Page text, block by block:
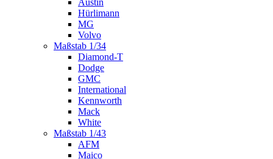
Austin
Hürlimann
MG
Volvo
Maßstab 1/34
Diamond-T
Dodge
GMC
International
Kennworth
Mack
White
Maßstab 1/43
AFM
Maico